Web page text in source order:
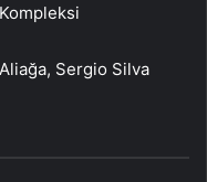
Sergio Silva